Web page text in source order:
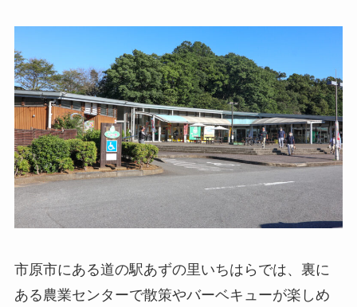
市原市にある道の駅あずの里いちはらでは、裏に
ある農業センターで散策やバーベキューが楽しめ